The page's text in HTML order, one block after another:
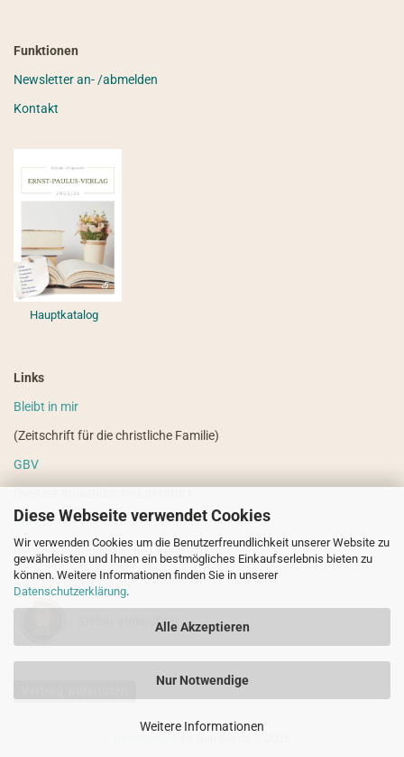
Diese Webseite verwendet Cookies
Wir verwenden Cookies um die Benutzerfreundlichkeit unserer Website zu
gewährleisten und Ihnen ein bestmögliches Einkaufserlebnis bieten zu
können. Weitere Informationen finden Sie in unserer
Datenschutzerklärung.
Alle Akzeptieren
Nur Notwendige
Weitere Informationen
Funktionen
Newsletter an- /abmelden
Kontakt
Hauptkatalog
Links
Bleibt in mir
(Zeitschrift für die christliche Familie)
GBV
VdHS
(weitere evangelistische Literatur)
Sicher einkaufen!